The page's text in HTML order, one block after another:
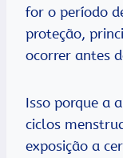
for o período
proteção,
ocorrer antes
Isso porque a
ciclos
exposição a